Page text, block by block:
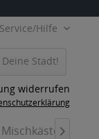
Service/Hilfe
Stadt!
widerrufen
Mischkästen
